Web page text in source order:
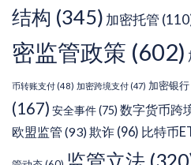
结构 (345) 加密托管
密监管政策 (602)
币转账支付 (48) 加密跨境支付 (47) 加密银行
(167) 安全事件(75) 数字货币跨
欧盟监管 (93)欺诈 (96) 比特币
监管立法